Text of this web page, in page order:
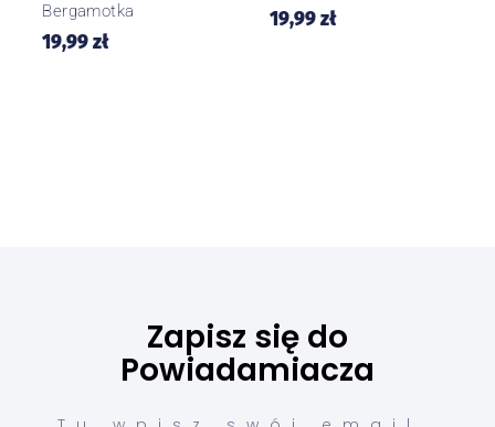
Bergamotka
19,99zł
19,99zł
Zapisz się do
Powiadamiacza